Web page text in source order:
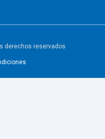
derechos reservados